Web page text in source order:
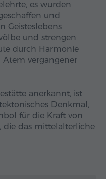
es wurden
und
Geisteslebens
und strengen
durch Harmonie
vergangener
anerkannt, ist
Denkmal,
für die Kraft von
die das mittelalterliche